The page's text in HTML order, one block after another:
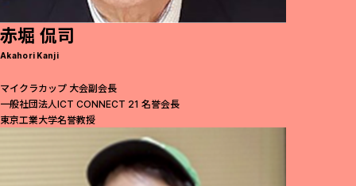
赤堀 侃司
Akahori Kanji
マイクラカップ 大会副会長
一般社団法人ICT CONNECT 21 名誉会長
東京工業大学名誉教授